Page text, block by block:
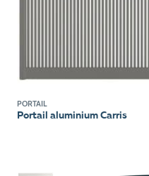
PORTAIL
Portail aluminium Carris